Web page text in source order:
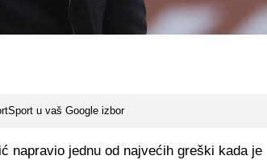
u vaš Google izbor
napravio jednu od najvećih greški kada je